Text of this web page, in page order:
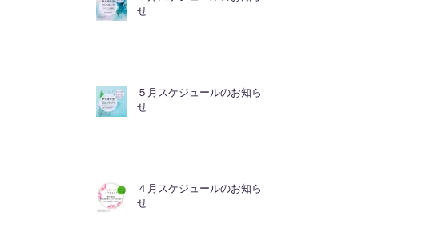
せ
５月スケジュールのお知ら
せ
４月スケジュールのお知ら
せ